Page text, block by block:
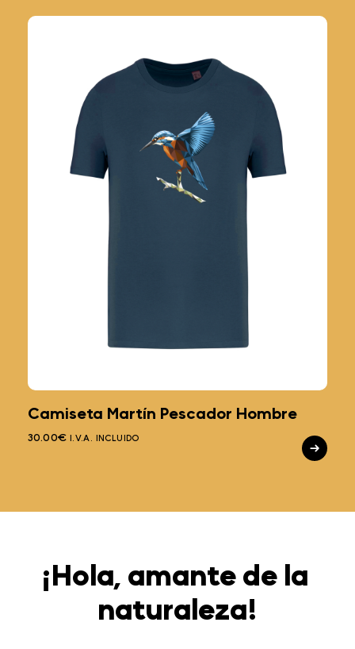
Camiseta Martín Pescador Hombre
30.00€ I.V.A. INCLUIDO
¡Hola, amante de la
naturaleza!